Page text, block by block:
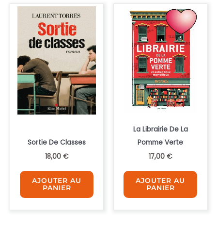
Sortie De Classes
18,00 €
AJOUTER AU
PANIER
La Librairie De La
Pomme Verte
17,00 €
AJOUTER AU
PANIER